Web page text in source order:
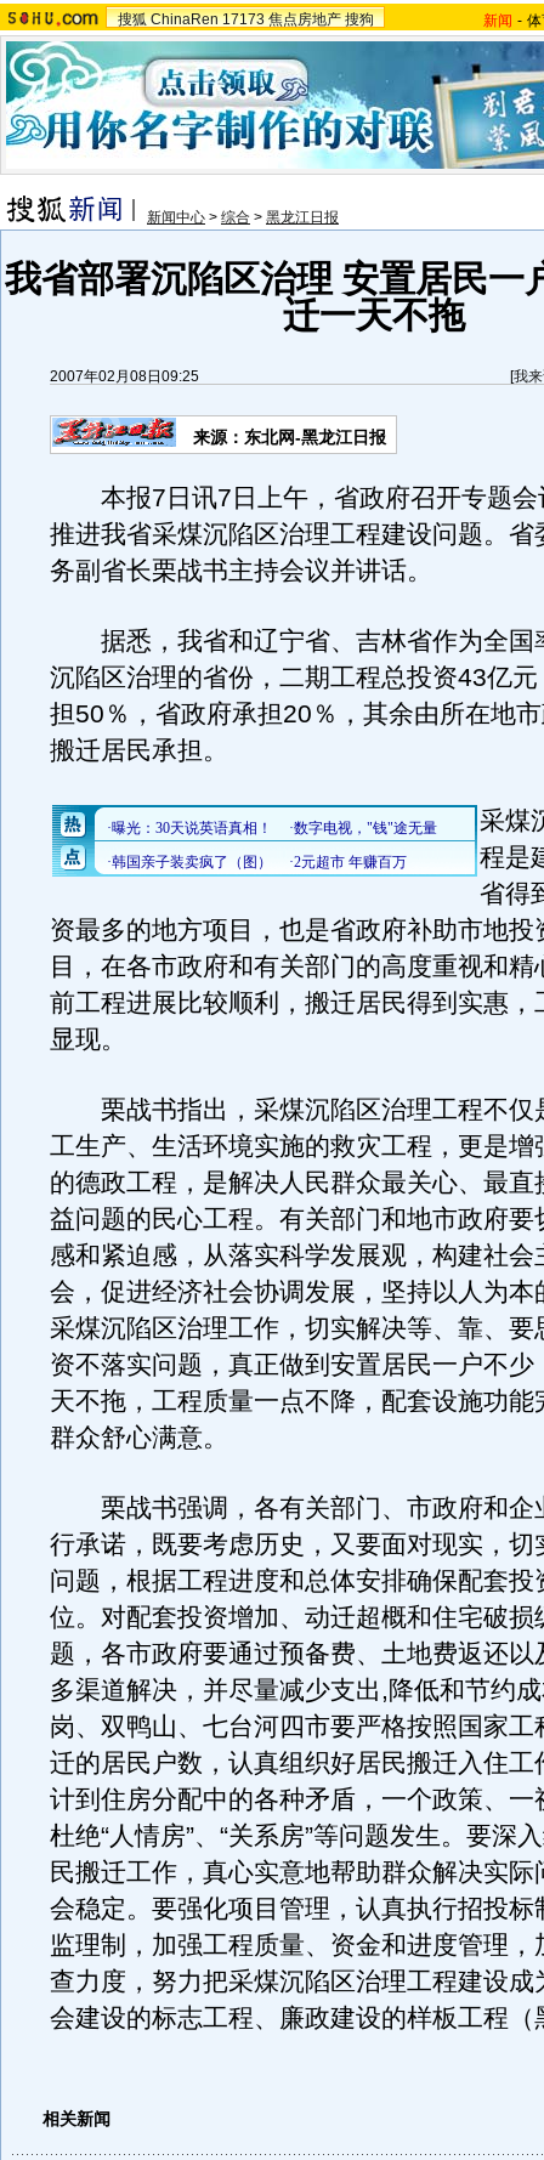
搜狐 ChinaRen 17173 焦点房地产 搜狗 新闻 -
新闻中心 > 综合 > 黑龙江日报
我省部署沉陷区治理 安置居民一
迁一天不拖
2007年02月08日09:25 [我
来源：东北网-黑龙江日报
本报7日讯7日上午，省政府召开专题会
推进我省采煤沉陷区治理工程建设问题。省
务副省长栗战书主持会议并讲话。
据悉，我省和辽宁省、吉林省作为全国
沉陷区治理的省份，二期工程总投资43亿
担50％，省政府承担20％，其余由所在地
搬迁居民承担。
采煤
程是
省得
资最多的地方项目，也是省政府补助市地投
目，在各市政府和有关部门的高度重视和精
前工程进展比较顺利，搬迁居民得到实惠，
显现。
栗战书指出，采煤沉陷区治理工程不仅
工生产、生活环境实施的救灾工程，更是增
的德政工程，是解决人民群众最关心、最直
益问题的民心工程。有关部门和地市政府要
感和紧迫感，从落实科学发展观，构建社会
会，促进经济社会协调发展，坚持以人为本
采煤沉陷区治理工作，切实解决等、靠、要
资不落实问题，真正做到安置居民一户不少
天不拖，工程质量一点不降，配套设施功能
群众舒心满意。
栗战书强调，各有关部门、市政府和企
行承诺，既要考虑历史，又要面对现实，切
问题，根据工程进度和总体安排确保配套投
位。对配套投资增加、动迁超概和住宅破损
题，各市政府要通过预备费、土地费返还以
多渠道解决，并尽量减少支出,降低和节约
岗、双鸭山、七台河四市要严格按照国家工
迁的居民户数，认真组织好居民搬迁入住工
计到住房分配中的各种矛盾，一个政策、一
杜绝“人情房”、“关系房”等问题发生。要深
民搬迁工作，真心实意地帮助群众解决实际
会稳定。要强化项目管理，认真执行招投标
监理制，加强工程质量、资金和进度管理，
查力度，努力把采煤沉陷区治理工程建设成
会建设的标志工程、廉政建设的样板工程（
相关新闻